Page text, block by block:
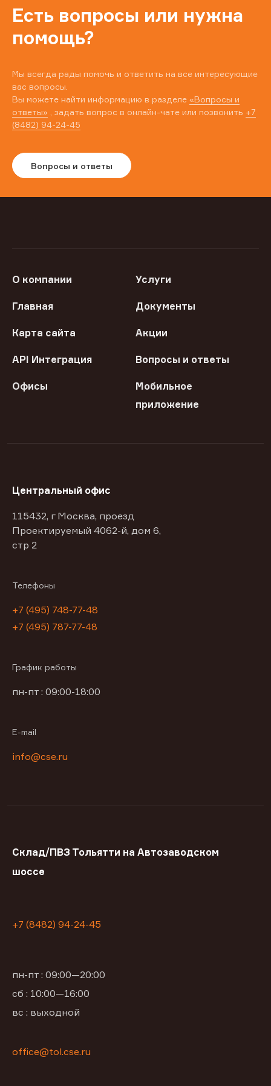
Есть вопросы или нужна
помощь?
Мы всегда рады помочь и ответить на все интересующие
вас вопросы.
Вы можете найти информацию в разделе «Вопросы и
ответы» , задать вопрос в онлайн-чате или позвонить +7
(8482) 94-24-45
Вопросы и ответы
О компании Услуги
Главная Документы
Карта сайта Акции
API Интеграция Вопросы и ответы
Офисы
Мобильное
приложение
Центральный офис
115432, г Москва, проезд
Проектируемый 4062-й, дом 6,
стр 2
Телефоны
+7 (495) 748-77-48
+7 (495) 787-77-48
График работы
пн-пт : 09:00-18:00
E-mail
info@cse.ru
Склад/ПВЗ Тольятти на Автозаводском
шоссе
+7 (8482) 94-24-45
пн-пт : 09:00—20:00
сб : 10:00—16:00
вс : выходной
office@tol.cse.ru